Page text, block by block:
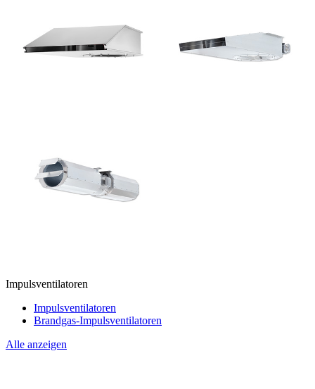
Impulsventilatoren
Impulsventilatoren
Brandgas-Impulsventilatoren
Alle anzeigen